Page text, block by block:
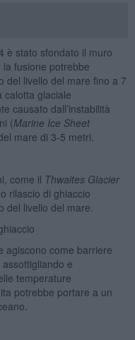
è stato sfondato il muro
fusione potrebbe
del livello del mare fino a 7
calotta glaciale
causato dall’instabilità
(Marine Ice Sheet
mare di 3-5 metri.
come il Thwaites Glacier
rilascio di ghiaccio
del livello del mare.
agiscono come barriere
e
temperature
potrebbe portare a un